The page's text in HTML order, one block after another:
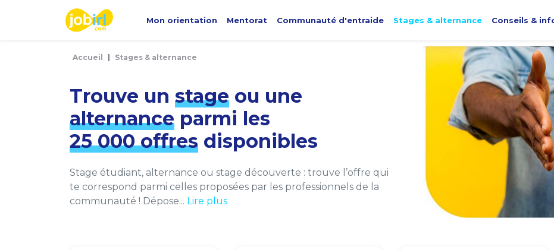
Mon orientation Mentorat Communauté d'entraide Stages & alternance Conseils &
Accueil Stages & alternance
Trouve un stage ou une
alternance parmi les
25 000 offres disponibles
Stage étudiant, alternance ou stage découverte : trouve l’offre qui
te correspond parmi celles proposées par les professionnels de la
communauté ! Dépose... Lire plus
Panneau de gestion des cookies